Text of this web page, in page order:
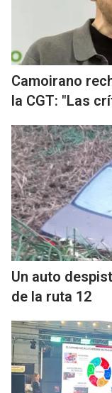
Camoirano
la CGT: "Las
Un auto
de la ruta 12